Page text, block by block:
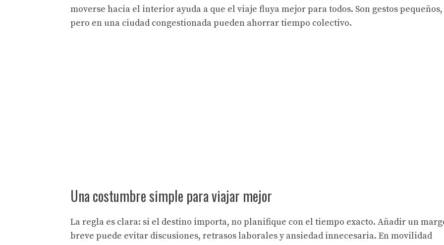
moverse hacia el interior ayuda a que el viaje fluya mejor para todos. Son gestos pequeños,
pero en una ciudad congestionada pueden ahorrar tiempo colectivo.
Una costumbre simple para viajar mejor
La regla es clara: si el destino importa, no planifique con el tiempo exacto. Añadir un
breve puede evitar discusiones, retrasos laborales y ansiedad innecesaria. En movilidad